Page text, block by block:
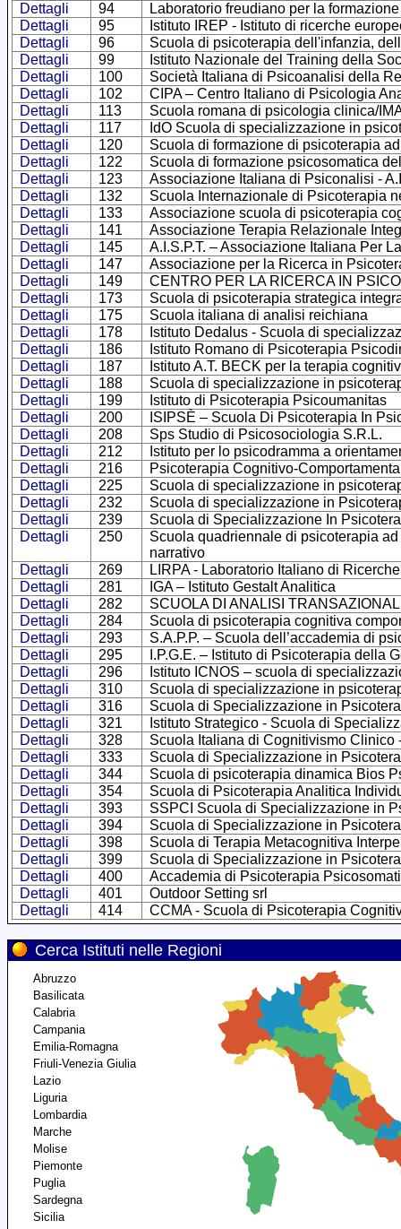
Dettagli
94
Laboratorio freudiano per la
Dettagli
95
Istituto IREP - Istituto di ricerche
Dettagli
96
Scuola di psicoterapia dell'infanzia,
Dettagli
99
Istituto Nazionale del Training della
Dettagli
100
Società Italiana di Psicoanalisi della
Dettagli
102
CIPA – Centro Italiano di Psicologia
Dettagli
113
Scuola romana di psicologia clinica/
Dettagli
117
IdO Scuola di specializzazione in
Dettagli
120
Scuola di formazione di psicoterapia
Dettagli
122
Scuola di formazione psicosomatica
Dettagli
123
Associazione Italiana di Psiconalisi -
Dettagli
132
Scuola Internazionale di Psicoterapia
Dettagli
133
Associazione scuola di psicoterapia
Dettagli
141
Associazione Terapia Relazionale
Dettagli
145
A.I.S.P.T. – Associazione Italiana Per
Dettagli
147
Associazione per la Ricerca in
Dettagli
149
CENTRO PER LA RICERCA IN
Dettagli
173
Scuola di psicoterapia strategica
Dettagli
175
Scuola italiana di analisi reichiana
Dettagli
178
Istituto Dedalus - Scuola di
Dettagli
186
Istituto Romano di Psicoterapia
Dettagli
187
Istituto A.T. BECK per la terapia
Dettagli
188
Scuola di specializzazione in
Dettagli
199
Istituto di Psicoterapia Psicoumanitas
Dettagli
200
ISIPSÈ – Scuola Di Psicoterapia In
Dettagli
208
Sps Studio di Psicosociologia S.R.L.
Dettagli
212
Istituto per lo psicodramma a
Dettagli
216
Psicoterapia Cognitivo-
Dettagli
225
Scuola di specializzazione in
Dettagli
232
Scuola di specializzazione in
Dettagli
239
Scuola di Specializzazione In
Dettagli
250
Scuola quadriennale di psicoterapia
narrativo
Dettagli
269
LIRPA - Laboratorio Italiano di
Dettagli
281
IGA – Istituto Gestalt Analitica
Dettagli
282
SCUOLA DI ANALISI
Dettagli
284
Scuola di psicoterapia cognitiva
Dettagli
293
S.A.P.P. – Scuola dell’accademia di
Dettagli
295
I.P.G.E. – Istituto di Psicoterapia della
Dettagli
296
Istituto ICNOS – scuola di
Dettagli
310
Scuola di specializzazione in
Dettagli
316
Scuola di Specializzazione in
Dettagli
321
Istituto Strategico - Scuola di
Dettagli
328
Scuola Italiana di Cognitivismo Clinico
Dettagli
333
Scuola di Specializzazione in
Dettagli
344
Scuola di psicoterapia dinamica Bios
Dettagli
354
Scuola di Psicoterapia Analitica
Dettagli
393
SSPCI Scuola di Specializzazione in
Dettagli
394
Scuola di Specializzazione in
Dettagli
398
Scuola di Terapia Metacognitiva
Dettagli
399
Scuola di Specializzazione in
Dettagli
400
Accademia di Psicoterapia
Dettagli
401
Outdoor Setting srl
Dettagli
414 CCMA - Scuola di Psicoterapia
Cerca Istituti nelle Regioni
Abruzzo
Basilicata
Calabria
Campania
Emilia-Romagna
Friuli-Venezia Giulia
Lazio
Liguria
Lombardia
Marche
Molise
Piemonte
Puglia
Sardegna
Sicilia